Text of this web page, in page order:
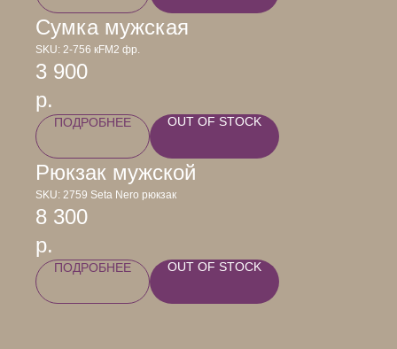
Сумка мужская
SKU: 2-756 кFM2 фр.
3 900
р.
ПОДРОБНЕЕ OUT OF STOCK
Рюкзак мужской
SKU: 2759 Seta Nero рюкзак
8 300
р.
ПОДРОБНЕЕ OUT OF STOCK